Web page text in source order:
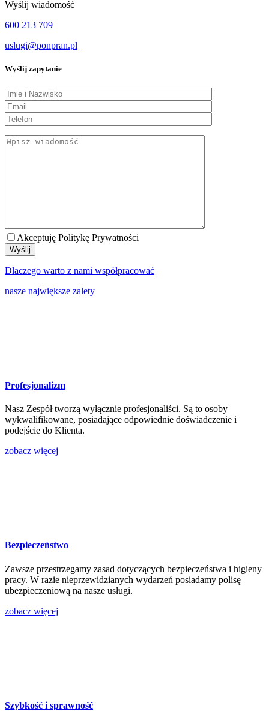
Wyślij wiadomość
600 213 709
uslugi@ponpran.pl
Wyślij zapytanie
Akceptuję Politykę Prywatności
Wyślij
Dlaczego warto z nami współpracować
nasze największe zalety
Profesjonalizm
Nasz Zespół tworzą wyłącznie profesjonaliści. Są to osoby
wykwalifikowane, posiadające odpowiednie doświadczenie i
podejście do Klienta.
zobacz więcej
Bezpieczeństwo
Zawsze przestrzegamy zasad dotyczących bezpieczeństwa i higieny
pracy. W razie nieprzewidzianych wydarzeń posiadamy polisę
ubezpieczeniową na nasze usługi.
zobacz więcej
Szybkość i sprawność